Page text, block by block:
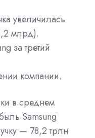
увеличилась
млрд).
за третий
компании.
в среднем
Samsung
— 78,2 трлн